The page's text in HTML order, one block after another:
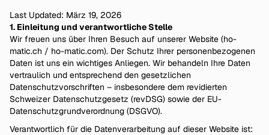
Last Updated: März 19, 2026
1. Einleitung und verantwortliche Stelle
Wir freuen uns über Ihren Besuch auf unserer Website (ho-
matic.ch / ho-matic.com). Der Schutz Ihrer personenbezogenen
Daten ist uns ein wichtiges Anliegen. Wir behandeln Ihre Daten
vertraulich und entsprechend den gesetzlichen
Datenschutzvorschriften – insbesondere dem revidierten
Schweizer Datenschutzgesetz (revDSG) sowie der EU-
Datenschutzgrundverordnung (DSGVO).
Verantwortlich für die Datenverarbeitung auf dieser Website ist: